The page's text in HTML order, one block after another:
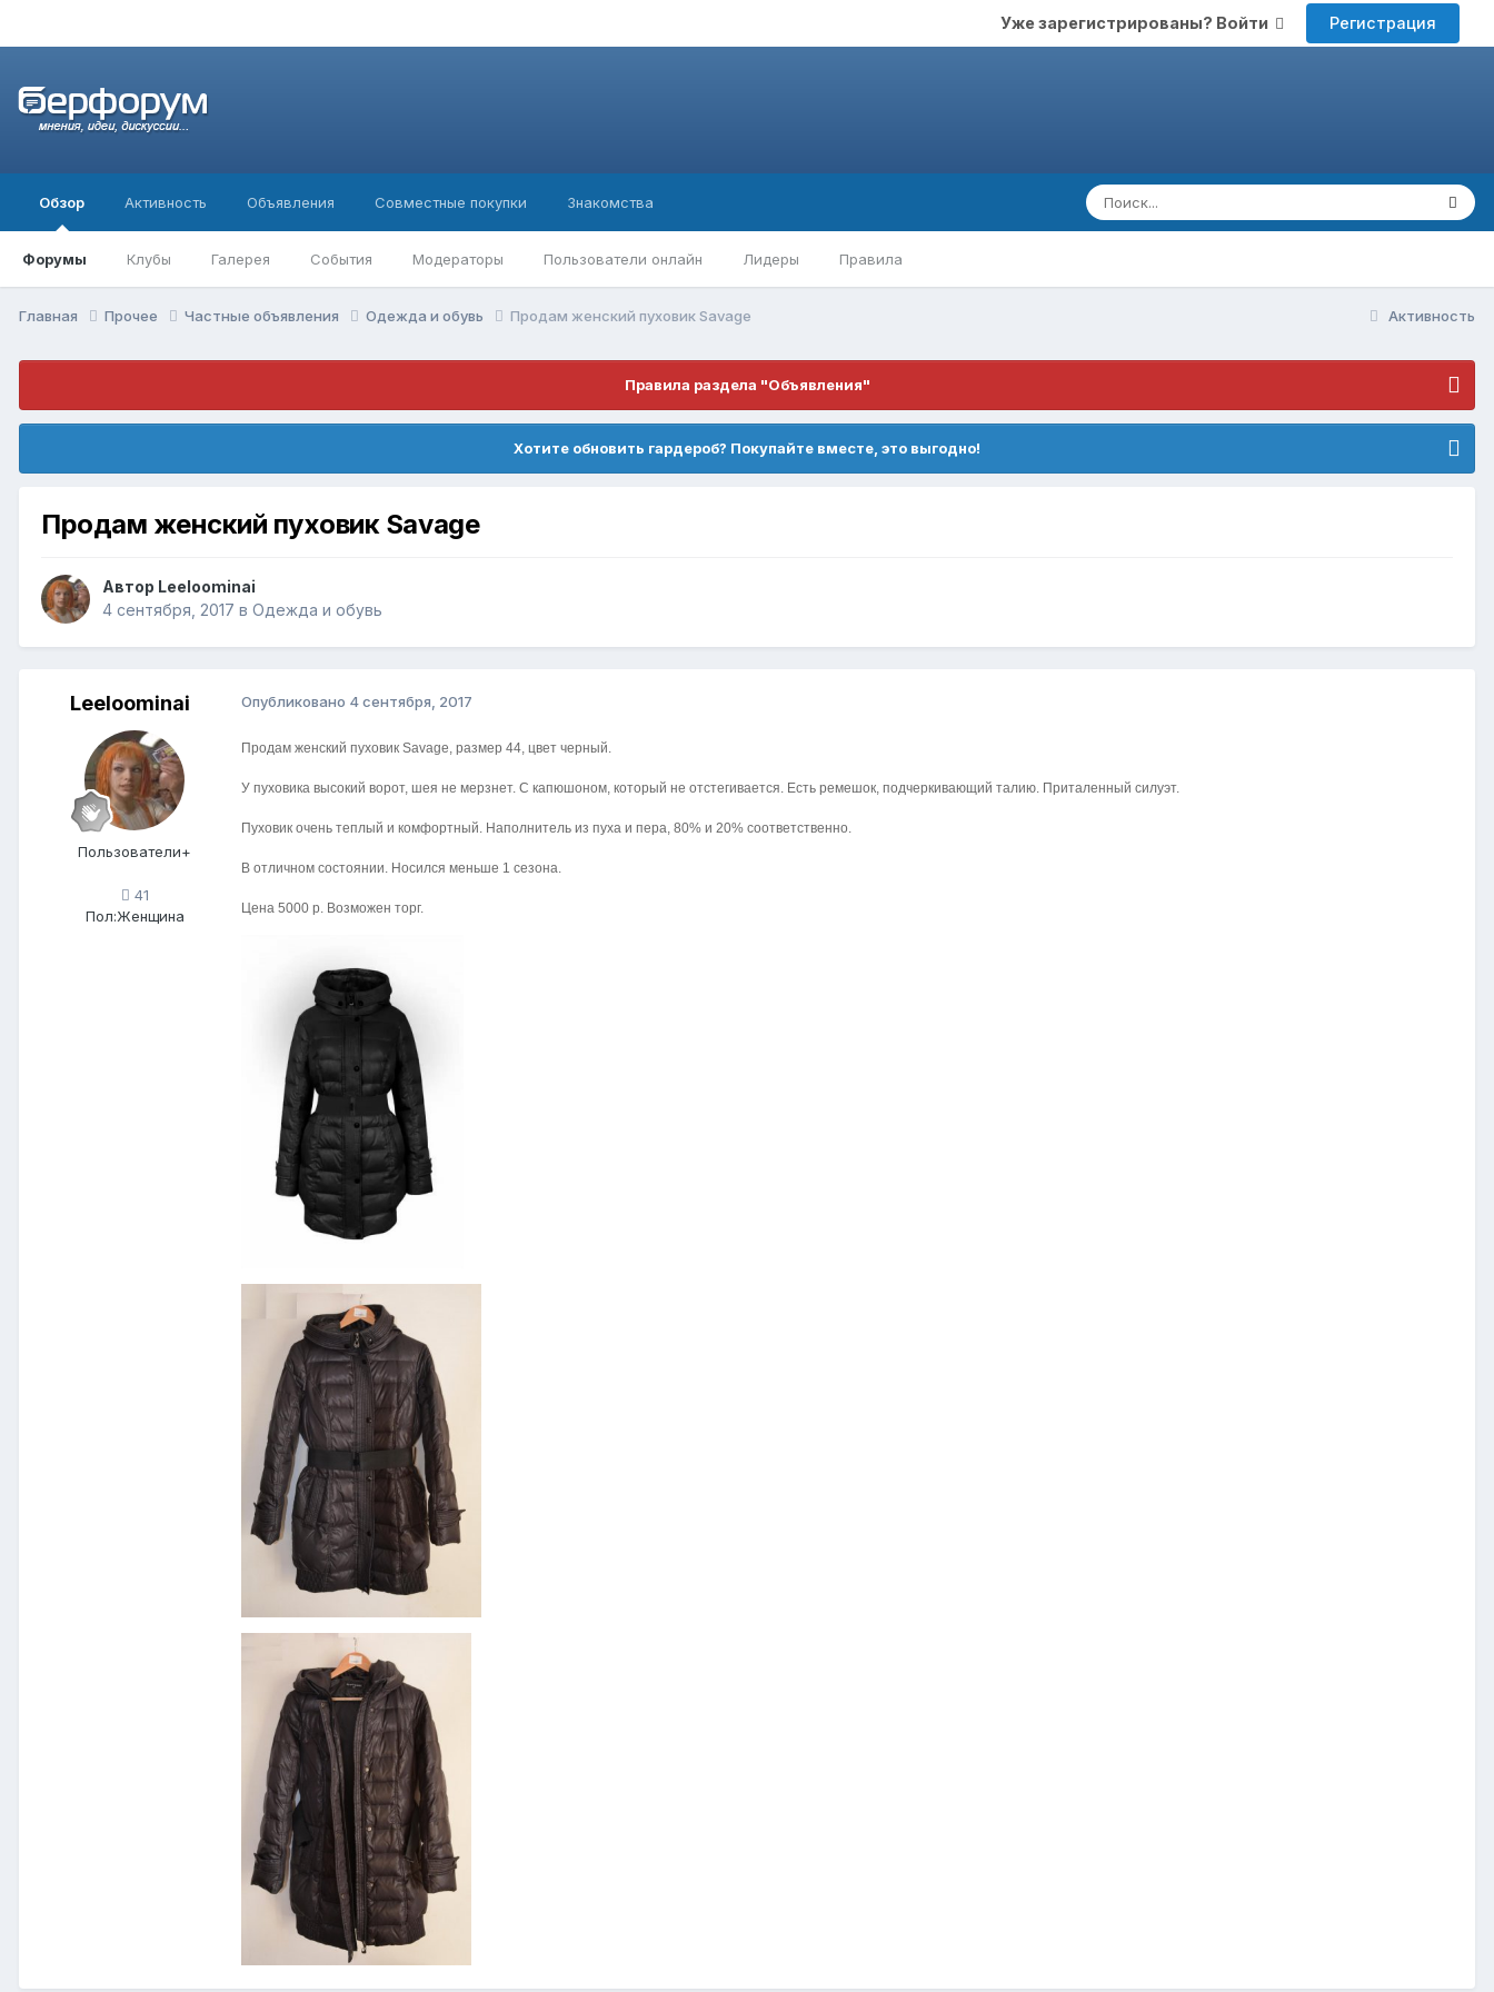
Уже зарегистрированы? Войти Регистрация
Обзор
Форумы Клубы Галерея События Модераторы Пользователи онлайн Лидеры Правила
Активность Объявления Совместные покупки Знакомства
Активность
Главная Прочее Частные объявления Одежда и обувь Продам женский пуховик Savage
Правила раздела "Объявления"
Хотите обновить гардероб? Покупайте вместе, это выгодно!
Продам женский пуховик Savage
Автор Leeloominai
4 сентября, 2017 в Одежда и обувь
Leeloominai
Пользователи+
41
Пол:Женщина
Опубликовано 4 сентября, 2017
Продам женский пуховик Savage, размер 44, цвет черный.
У пуховика высокий ворот, шея не мерзнет. С капюшоном, который не отстегивается. Есть ремешок, подчеркивающий талию. Приталенный силуэт.
Пуховик очень теплый и комфортный. Наполнитель из пуха и пера, 80% и 20% соответственно.
В отличном состоянии. Носился меньше 1 сезона.
Цена 5000 р. Возможен торг.